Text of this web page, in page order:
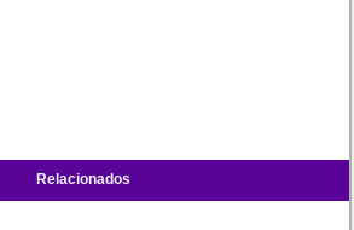
Relacionados